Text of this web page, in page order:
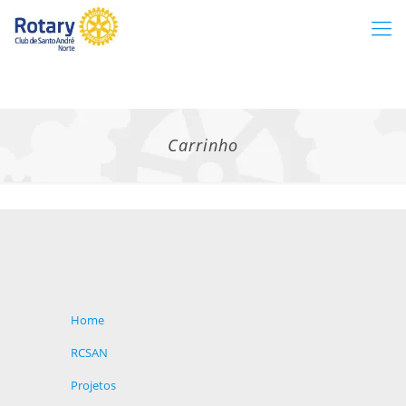
Carrinho
Home
RCSAN
Projetos